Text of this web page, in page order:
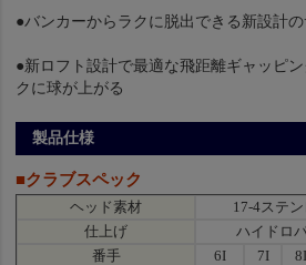
●バンカーからラクに脱出できる新設計
●新ロフト設計で最適な飛距離ギャッピ
クに球が上がる
製品仕様
■クラブスペック
ヘッド素材
17-4ステ
仕上げ
ハイドロ
番手
6I 7I 8I